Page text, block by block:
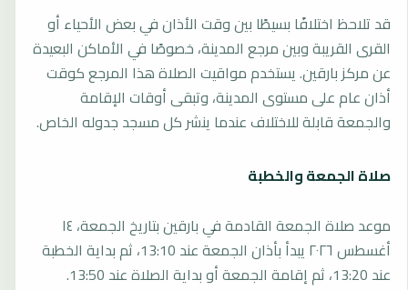
قد تلاحظ اختلافًا بسيطًا بين وقت الأذان في بعض الأحياء أو
القرى القريبة وبين مرجع المدينة، خصوصًا في الأماكن البعيدة
عن مركز بارقين. يستخدم مواقيت الصلاة هذا المرجع كوقت
أذان عام على مستوى المدينة، وتبقى أوقات الإقامة
والجمعة قابلة للاختلاف عندما ينشر كل مسجد جدوله الخاص.
صلاة الجمعة والخطبة
موعد صلاة الجمعة القادمة في بارقين بتاريخ الجمعة، ١٤
أغسطس ٢٠٢٦ يبدأ بأذان الجمعة عند 13:10، ثم بداية الخطبة
عند 13:20، ثم إقامة الجمعة أو بداية الصلاة عند 13:50.